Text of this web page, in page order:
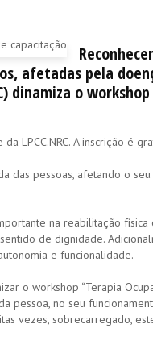
afetadas pela
dinamiza o
LPCC.NRC. A inscrição é
das pessoas, afetando o
na reabilitação
de dignidade.
e funcionalidade.
o workshop “Terapia
no seu
vezes, sobrecarregado,